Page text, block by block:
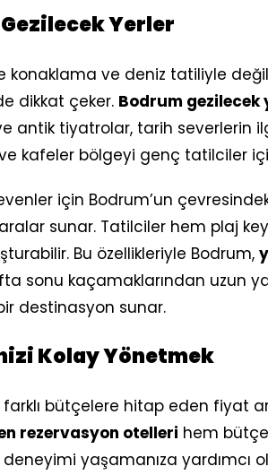
Yerler
konaklama ve deniz tatiliyle
dikkat çeker. Bodrum gezilecek
antik tiyatrolar, tarih severlerin
kafeler bölgeyi genç tatilciler
için Bodrum’un
sunar. Tatilciler hem plaj
Bu özellikleriyle Bodrum,
sonu kaçamaklarından uzun
destinasyon sunar.
Kolay Yönetmek
bütçelere hitap eden fiyat
rezervasyon otelleri hem
yaşamanıza yardımcı